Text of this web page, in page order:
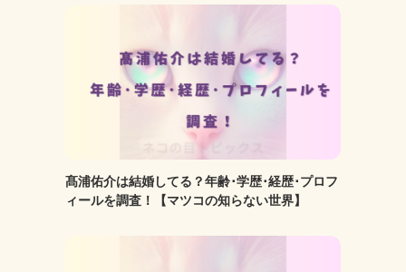
髙浦佑介は結婚してる？年齢･学歴･経歴･プロフ
ィールを調査！【マツコの知らない世界】